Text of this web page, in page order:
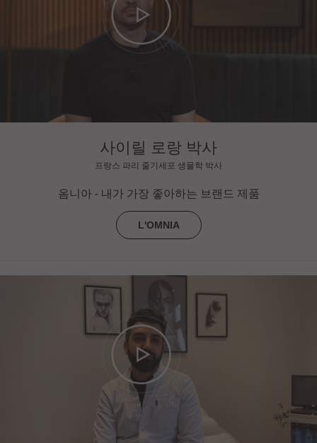
사이릴 로랑 박사
프랑스 파리 줄기세포 생물학 박사
옴니아 - 내가 가장 좋아하는 브랜드 제품
L'OMNIA